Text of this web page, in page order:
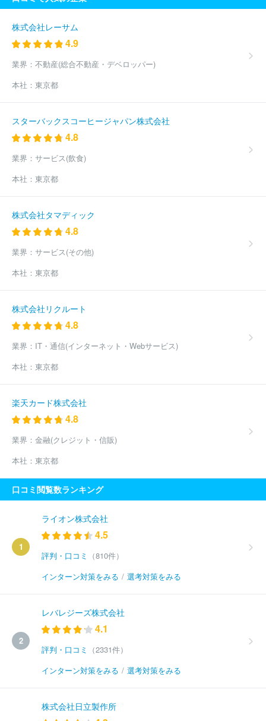
株式会社レーサム
4.9
業界： 不動産(総合不動産・デベロッパー)
本社： 東京都
スターバックスコーヒージャパン株式会社
4.8
業界： サービス(飲食)
本社： 東京都
株式会社タマディック
4.8
業界： サービス(その他)
本社： 東京都
株式会社リクルート
4.8
業界： IT・通信(インターネット・Webサービス)
本社： 東京都
楽天カード株式会社
4.8
業界： 金融(クレジット・信販)
本社： 東京都
口コミ閲覧数ランキング
1
ライオン株式会社
4.5
評判・口コミ
（810件）
インターン対策をみる / 選考対策をみる
2
レバレジーズ株式会社
4.1
評判・口コミ
（2331件）
インターン対策をみる / 選考対策をみる
株式会社日立製作所